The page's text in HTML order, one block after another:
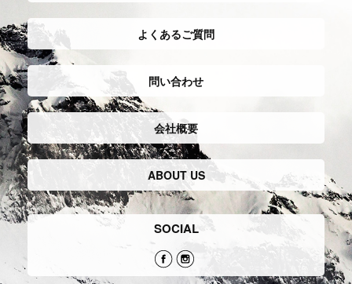
よくあるご質問
問い合わせ
会社概要
ABOUT US
SOCIAL